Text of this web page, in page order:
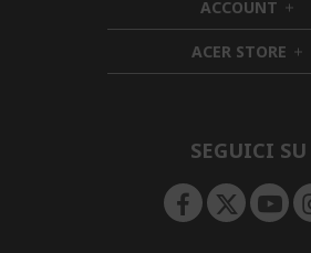
e
n
d
d
e
n
ACCOUNT h
i
d
d
ACER STORE h
i
e
SEGUICI SU